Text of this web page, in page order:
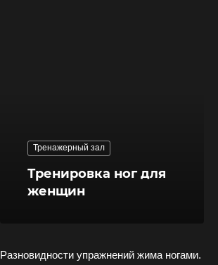
Тренажерный зал
Тренировка ног для
женщин
Разновидности упражнений жима ногами.